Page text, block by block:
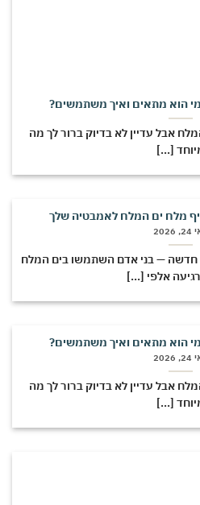
מתאים ואיך משתמשים?
עדיין לא בדיוק ברור לך מה
[...]
— בני אדם השתמשו בים המלח
אלפי [...]
מתאים ואיך משתמשים?
עדיין לא בדיוק ברור לך מה
[...]